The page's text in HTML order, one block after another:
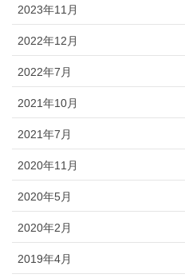
2023年11月
2022年12月
2022年7月
2021年10月
2021年7月
2020年11月
2020年5月
2020年2月
2019年4月